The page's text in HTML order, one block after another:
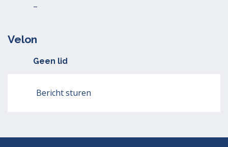
–
Velon
Geen lid
Bericht sturen